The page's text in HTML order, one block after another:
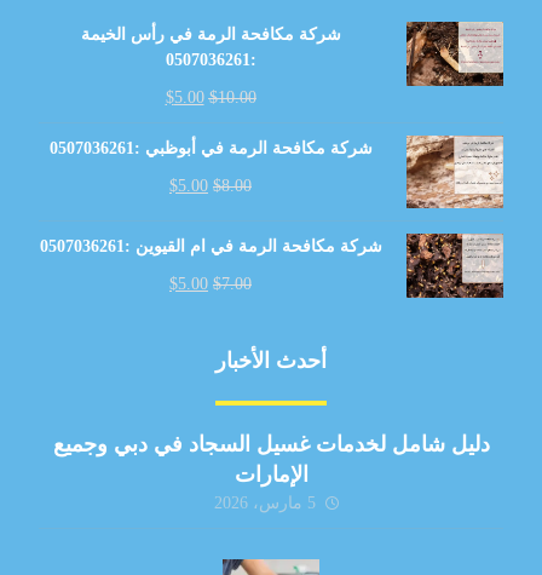
شركة مكافحة الرمة في رأس الخيمة
:0507036261
$10.00
$5.00
شركة مكافحة الرمة في أبوظبي :0507036261
$8.00
$5.00
شركة مكافحة الرمة في ام القيوين :0507036261
$7.00
$5.00
أحدث الأخبار
دليل شامل لخدمات غسيل السجاد في دبي وجميع
الإمارات
5 مارس، 2026